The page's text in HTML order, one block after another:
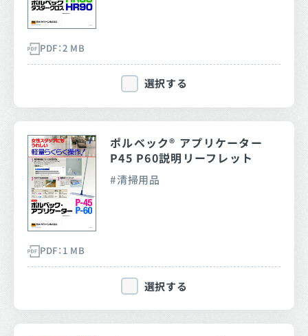
PDF：2 MB
選択する
ポルベック® アプリケーター
P45 P60説明リーフレット
清掃用品
PDF：1 MB
選択する